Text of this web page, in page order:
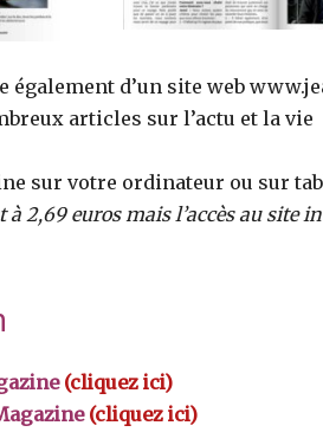
également d’un site web
articles sur l’actu et la vie
sur votre ordinateur ou sur
à 2,69 euros mais l’accès au site
(cliquez ici)
(cliquez ici)